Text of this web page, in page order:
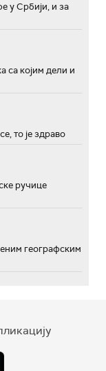
у Србији, и за
са којим дели и
то је здраво
ручице
географским